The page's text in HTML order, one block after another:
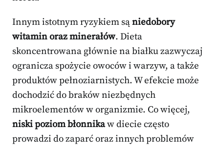
Innym istotnym ryzykiem sąniedobory
witamin oraz minerałów. Dieta
skoncentrowana głównie na białku zazwyczaj
ogranicza spożycie owoców i warzyw, a także
produktów pełnoziarnistych. W efekcie może
dochodzić do braków niezbędnych
mikroelementów w organizmie. Co więcej,
niski poziom błonnikaw diecie często
prowadzi do zaparć oraz innych problemów